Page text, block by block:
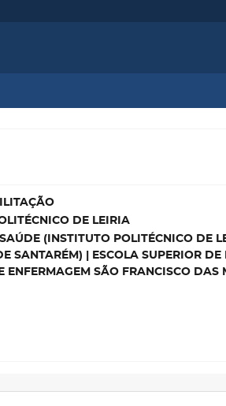
DE LEIRIA
(INSTITUTO POLITÉCNICO DE
SANTARÉM) | ESCOLA SUPERIOR
ENFERMAGEM SÃO FRANCISCO DAS